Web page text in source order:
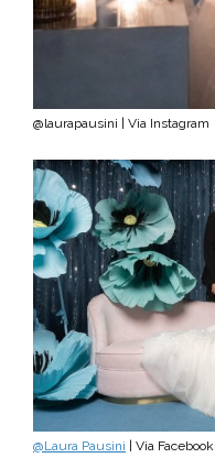
@laurapausini | Via Instagram
@Laura Pausini | Via Facebook